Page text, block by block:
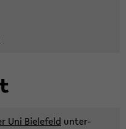
Uni Bie­le­feld un­ter­